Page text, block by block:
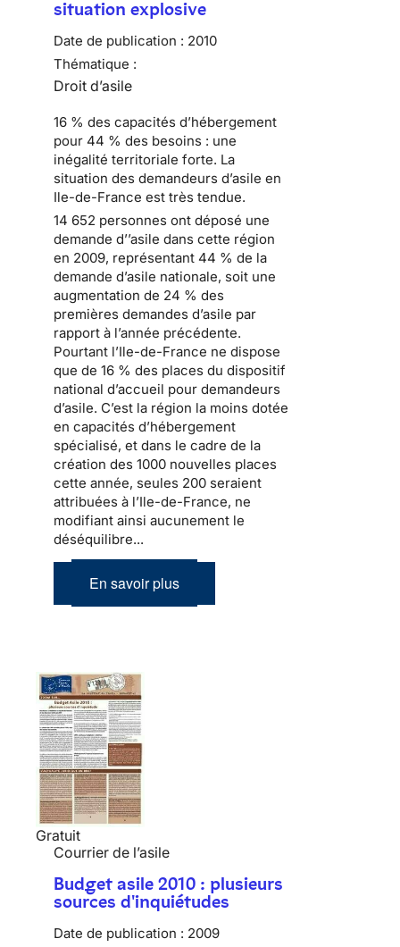
situation explosive
Date de publication : 2010
Thématique :
Droit d’asile
16 % des capacités d’hébergement
pour 44 % des besoins : une
inégalité territoriale forte. La
situation des demandeurs d’asile en
Ile-de-France est très tendue.
14 652 personnes ont déposé une
demande d’’asile dans cette région
en 2009, représentant 44 % de la
demande d’asile nationale, soit une
augmentation de 24 % des
premières demandes d’asile par
rapport à l’année précédente.
Pourtant l’Ile-de-France ne dispose
que de 16 % des places du dispositif
national d’accueil pour demandeurs
d’asile. C’est la région la moins dotée
en capacités d’hébergement
spécialisé, et dans le cadre de la
création des 1000 nouvelles places
cette année, seules 200 seraient
attribuées à l’Ile-de-France, ne
modifiant ainsi aucunement le
déséquilibre...
En savoir plus
Gratuit
Courrier de l’asile
Budget asile 2010 : plusieurs
sources d'inquiétudes
Date de publication : 2009